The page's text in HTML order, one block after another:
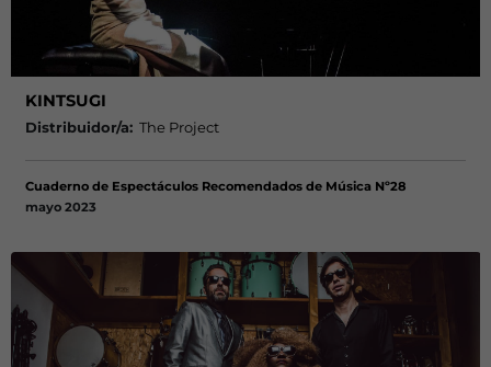
KINTSUGI
Distribuidor/a: The Project
Cuaderno de Espectáculos Recomendados de Música Nº28
mayo 2023